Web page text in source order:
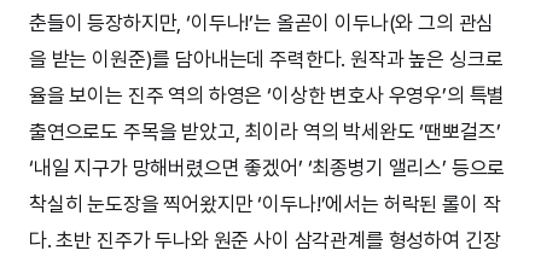
춘들이 등장하지만, ‘이두나!’는 올곧이 이두나(와 그의 관심
을 받는 이원준)를 담아내는데 주력한다. 원작과 높은 싱크로
율을 보이는 진주 역의 하영은 ‘이상한 변호사 우영우’의 특별
출연으로도 주목을 받았고, 최이라 역의 박세완도 ‘땐뽀걸즈’
‘내일 지구가 망해버렸으면 좋겠어’ ‘최종병기 앨리스’ 등으로
착실히 눈도장을 찍어왔지만 ‘이두나!’에서는 허락된 롤이 작
다. 초반 진주가 두나와 원준 사이 삼각관계를 형성하여 긴장